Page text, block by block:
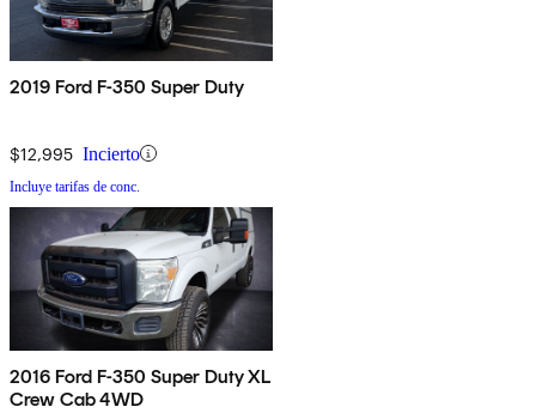
2019 Ford F-350 Super Duty
$12,995 Incierto
Incluye tarifas de conc.
2016 Ford F-350 Super Duty XL
Crew Cab 4WD